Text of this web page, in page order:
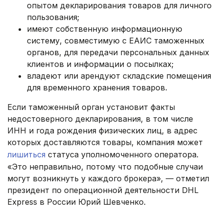
опытом декларирования товаров для личного
пользования;
имеют собственную информационную
систему, совместимую с ЕАИС таможенных
органов, для передачи персональных данных
клиентов и информации о посылках;
владеют или арендуют складские помещения
для временного хранения товаров.
Если таможенный орган установит факты
недостоверного декларирования, в том числе
ИНН и года рождения физических лиц, в адрес
которых доставляются товары, компания может
лишиться статуса уполномоченного оператора.
«Это неправильно, потому что подобные случаи
могут возникнуть у каждого брокера», — отметил
президент по операционной деятельности DHL
Express в России Юрий Шевченко.